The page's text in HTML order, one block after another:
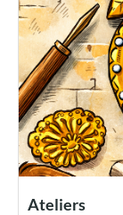
Ateliers